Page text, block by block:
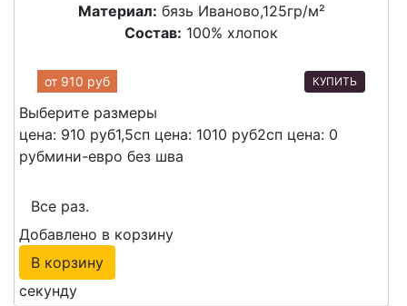
Материал: бязь Иваново,125гр/м²
Состав: 100% хлопок
от 910 руб КУПИТЬ
Выберите размеры
цена: 910 руб1,5сп цена: 1010 руб2сп цена: 0
рубмини-евро без шва
Все раз.
Добавлено в корзину
В корзину
секунду